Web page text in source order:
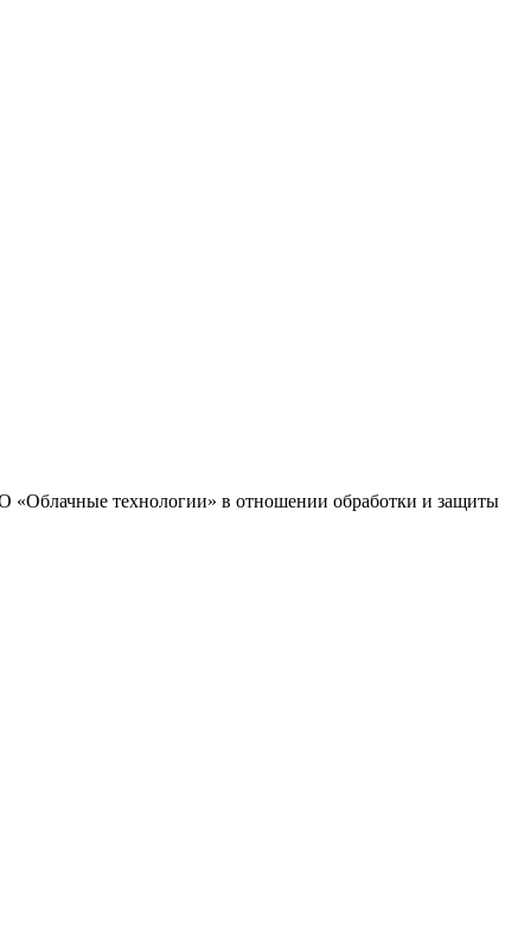
«Облачные технологии» в отношении обработки и защиты